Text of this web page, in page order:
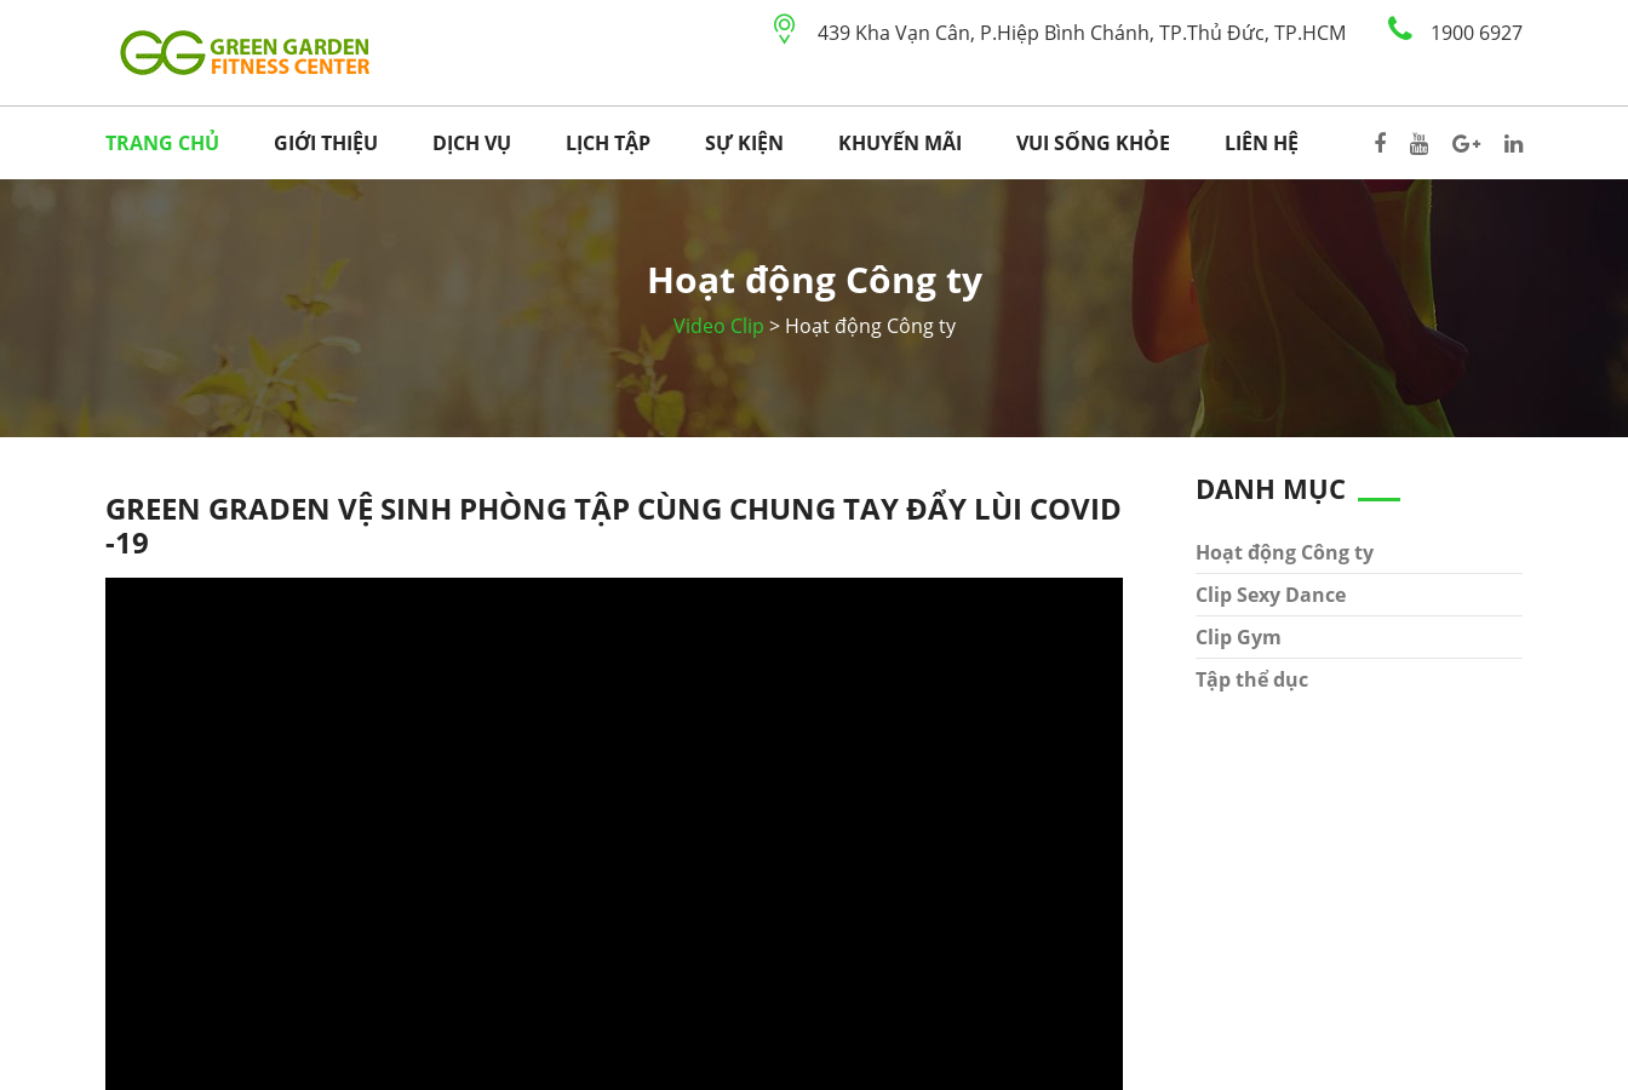
439 Kha Vạn Cân, P.Hiệp Bình Chánh, TP.Thủ Đức, TP.HCM 1900 6927
TRANG CHỦ GIỚI THIỆU DỊCH VỤ LỊCH TẬP SỰ KIỆN KHUYẾN MÃI VUI SỐNG KHỎE LIÊN HỆ
Hoạt động Công ty
Video Clip > Hoạt động Công ty
GREEN GRADEN VỆ SINH PHÒNG TẬP CÙNG CHUNG TAY ĐẨY LÙI COVID
-19
DANH MỤC
Hoạt động Công ty
Clip Sexy Dance
Clip Gym
Tập thể dục